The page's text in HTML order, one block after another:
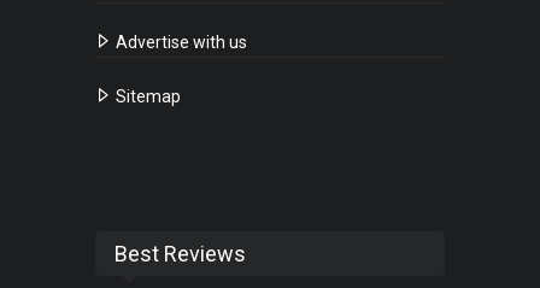
Advertise with us
Sitemap
Best Reviews